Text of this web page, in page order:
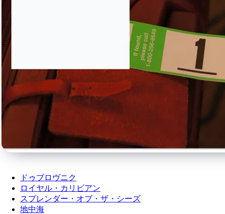
ドゥブロヴニク
ロイヤル・カリビアン
スプレンダー・オブ・ザ・シーズ
地中海